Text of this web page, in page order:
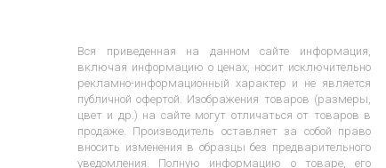
Вся приведенная на данном сайте информация,
включая информацию о ценах, носит исключительно
рекламно-информационный характер и не является
публичной офертой. Изображения товаров (размеры,
цвет и др.) на сайте могут отличаться от товаров в
продаже. Производитель оставляет за собой право
вносить изменения в образцы без предварительного
уведомления. Полную информацию о товаре, его